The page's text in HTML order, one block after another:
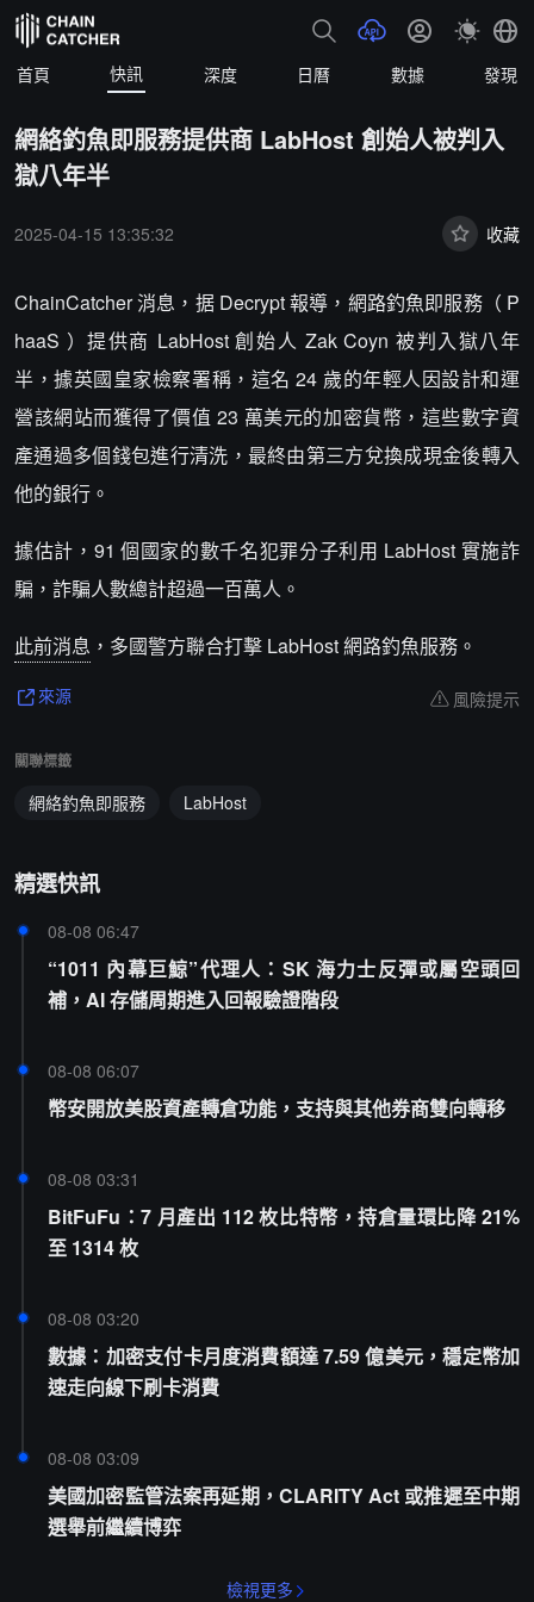
首頁 快訊 深度 日曆 數據 發現
網絡釣魚即服務提供商 LabHost 創始人被判入
獄八年半
2025-04-15 13:35:32 收藏
ChainCatcher 消息，据 Decrypt 報導，網路釣魚即服務（ P
haaS ）提供商 LabHost 創始人 Zak Coyn 被判入獄八年
半，據英國皇家檢察署稱，這名 24 歲的年輕人因設計和運
營該網站而獲得了價值 23 萬美元的加密貨幣，這些數字資
產通過多個錢包進行清洗，最終由第三方兌換成現金後轉入
他的銀行。
據估計，91 個國家的數千名犯罪分子利用 LabHost 實施詐
騙，詐騙人數總計超過一百萬人。
此前消息 ，多國警方聯合打擊 LabHost 網路釣魚服務。
來源 風險提示
關聯標籤
網絡釣魚即服務 LabHost
精選快訊
08-08 06:47
“1011 內幕巨鯨”代理人：SK 海力士反彈或屬空頭回
補，AI 存儲周期進入回報驗證階段
08-08 06:07
幣安開放美股資產轉倉功能，支持與其他券商雙向轉移
08-08 03:31
BitFuFu：7 月產出 112 枚比特幣，持倉量環比降 21%
至 1314 枚
08-08 03:20
數據：加密支付卡月度消費額達 7.59 億美元，穩定幣加
速走向線下刷卡消費
08-08 03:09
美國加密監管法案再延期，CLARITY Act 或推遲至中期
選舉前繼續博弈
檢視更多